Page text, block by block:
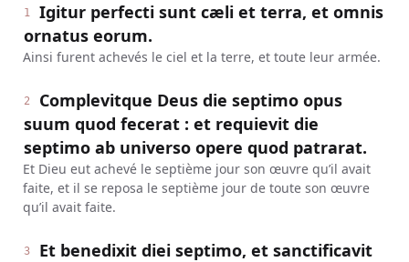
1
Igitur perfecti sunt cæli et terra, et omnis
ornatus eorum.
Ainsi furent achevés le ciel et la terre, et toute leur armée.
2
Complevitque Deus die septimo opus
suum quod fecerat : et requievit die
septimo ab universo opere quod patrarat.
Et Dieu eut achevé le septième jour son œuvre qu’il avait
faite, et il se reposa le septième jour de toute son œuvre
qu’il avait faite.
3
Et benedixit diei septimo, et sanctificavit